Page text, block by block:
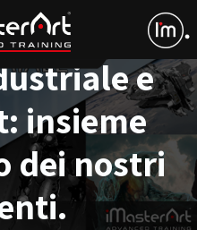
e
insieme
dei nostri